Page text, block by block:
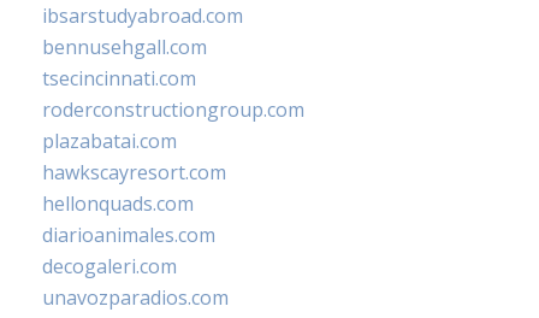
ibsarstudyabroad.com
bennusehgall.com
tsecincinnati.com
roderconstructiongroup.com
plazabatai.com
hawkscayresort.com
hellonquads.com
diarioanimales.com
decogaleri.com
unavozparadios.com